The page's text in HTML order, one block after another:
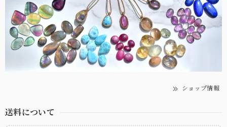
ショップ情報
送料について